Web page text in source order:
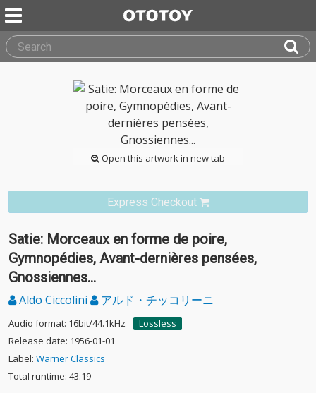
Open this artwork in new tab
Express Checkout
Satie: Morceaux en forme de poire,
Gymnopédies, Avant-dernières pensées,
Gnossiennes...
Aldo Ciccolini アルド・チッコリーニ
Audio format: 16bit/44.1kHz
Lossless
Release date: 1956-01-01
Label: Warner Classics
Total runtime: 43:19